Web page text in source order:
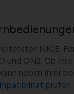
NICE-
und ON2. Ob
neben Ihrer
prüfen